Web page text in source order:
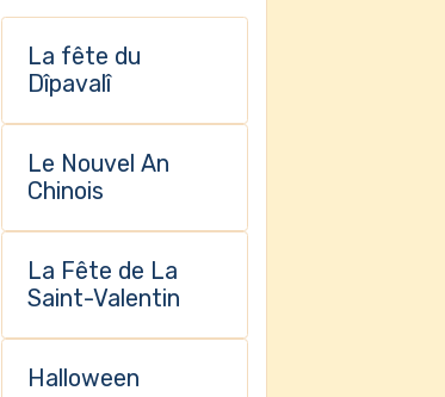
La fête du
Dîpavalî
Le Nouvel An
Chinois
La Fête de La
Saint-Valentin
Halloween